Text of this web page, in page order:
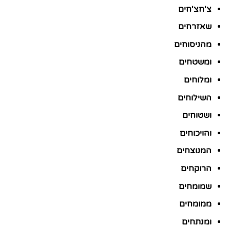
צ'חצ'חים
שאזרחים
מהניסוחים
ומשטחים
ומלוחים
השילוחים
ושטוחים
והויכוחים
המנוצחים
הרוקחים
שמומחים
ממומחים
ומנתחים